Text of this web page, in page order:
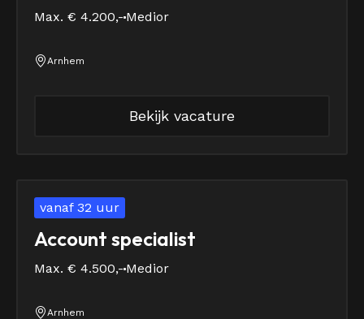
Max. € 4.200,- Medior
Arnhem
Bekijk vacature
vanaf 32 uur
Account specialist
Max. € 4.500,- Medior
Arnhem